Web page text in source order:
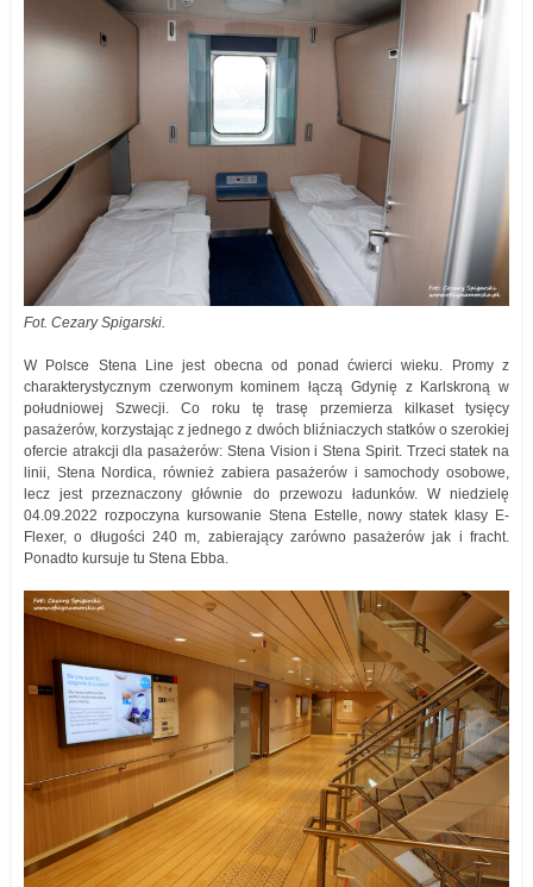
Fot. Cezary Spigarski.
W Polsce Stena Line jest obecna od ponad ćwierci wieku. Promy z
charakterystycznym czerwonym kominem łączą Gdynię z Karlskroną w
południowej Szwecji. Co roku tę trasę przemierza kilkaset tysięcy
pasażerów, korzystając z jednego z dwóch bliźniaczych statków o szerokiej
ofercie atrakcji dla pasażerów: Stena Vision i Stena Spirit. Trzeci statek na
linii, Stena Nordica, również zabiera pasażerów i samochody osobowe,
lecz jest przeznaczony głównie do przewozu ładunków. W niedzielę
04.09.2022 rozpoczyna kursowanie Stena Estelle, nowy statek klasy E-
Flexer, o długości 240 m, zabierający zarówno pasażerów jak i fracht.
Ponadto kursuje tu Stena Ebba.